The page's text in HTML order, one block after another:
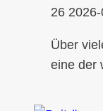
26
Über
eine der